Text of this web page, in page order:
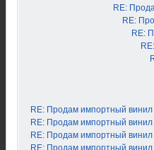
RE:
RE:
RE:
RE: Продам импортный винил
RE: Продам импортный винил
RE: Продам импортный винил
RE: Продам импортный винил